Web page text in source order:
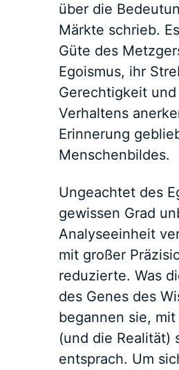
über die
Märkte schrieb.
Güte des
Egoismus, ihr
Gerechtigkeit
Verhaltens
Erinnerung
Menschenbildes.
Ungeachtet des
gewissen Grad
Analyseeinheit
mit großer
reduzierte. Was
des Genes des
begannen sie,
(und die Realität)
entsprach. Um